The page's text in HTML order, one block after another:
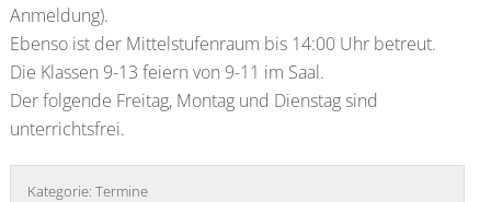
Anmeldung).
Ebenso ist der Mittelstufenraum bis 14:00 Uhr betreut.
Die Klassen 9-13 feiern von 9-11 im Saal.
Der folgende Freitag, Montag und Dienstag sind
unterrichtsfrei.
Kategorie: Termine